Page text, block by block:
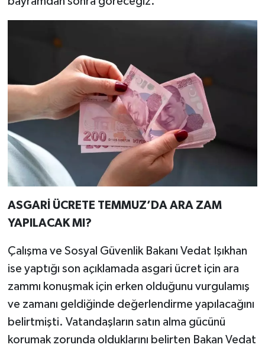
ASGARİ ÜCRETE TEMMUZ’DA ARA ZAM
YAPILACAK MI?
Çalışma ve Sosyal Güvenlik Bakanı Vedat Işıkhan
ise yaptığı son açıklamada asgari ücret için ara
zammı konuşmak için erken olduğunu vurgulamış
ve zamanı geldiğinde değerlendirme yapılacağını
belirtmişti. Vatandaşların satın alma gücünü
korumak zorunda olduklarını belirten Bakan Vedat